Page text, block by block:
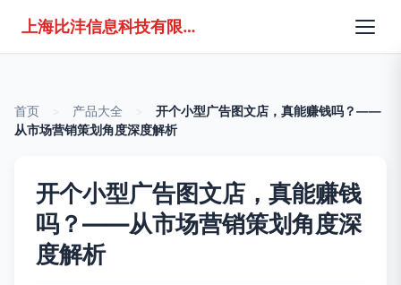
上海比沣信息科技有限公司
首页 产品大全
开个小型广告图文店，真能赚钱吗？——
从市场营销策划角度深度解析
开个小型广告图文店，真能赚钱
吗？——从市场营销策划角度深
度解析